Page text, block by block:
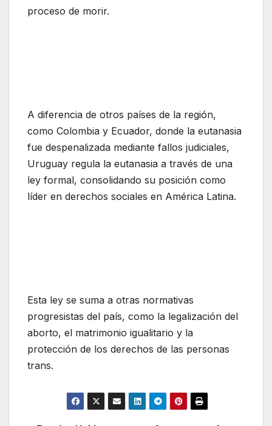
proceso de morir.
A diferencia de otros países de la región,
como Colombia y Ecuador, donde la eutanasia
fue despenalizada mediante fallos judiciales,
Uruguay regula la eutanasia a través de una
ley formal, consolidando su posición como
líder en derechos sociales en América Latina.
Esta ley se suma a otras normativas
progresistas del país, como la legalización del
aborto, el matrimonio igualitario y la
protección de los derechos de las personas
trans.